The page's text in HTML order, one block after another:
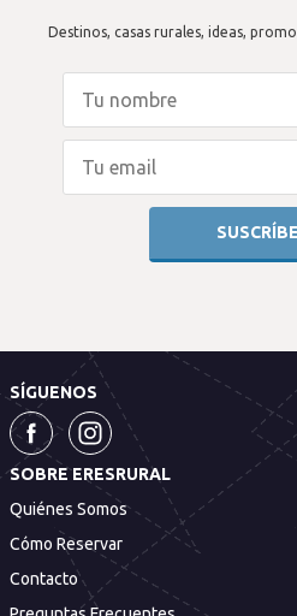
Destinos, casas rurales, ideas,
SÍGUENOS
SOBRE ERESRURAL
Quiénes Somos
Cómo Reservar
Contacto